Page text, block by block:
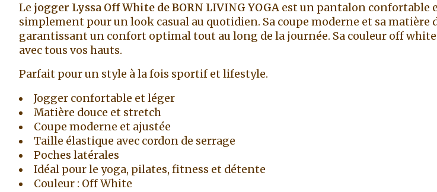
Le jogger Lyssa Off White de BORN LIVING YOGA est un pantalon confortable
simplement pour un look casual au quotidien. Sa coupe moderne et sa
garantissant un confort optimal tout au long de la journée. Sa couleur off
avec tous vos hauts.
Parfait pour un style à la fois sportif et lifestyle.
Jogger confortable et léger
Matière douce et stretch
Coupe moderne et ajustée
Taille élastique avec cordon de serrage
Poches latérales
Idéal pour le yoga, pilates, fitness et détente
Couleur : Off White